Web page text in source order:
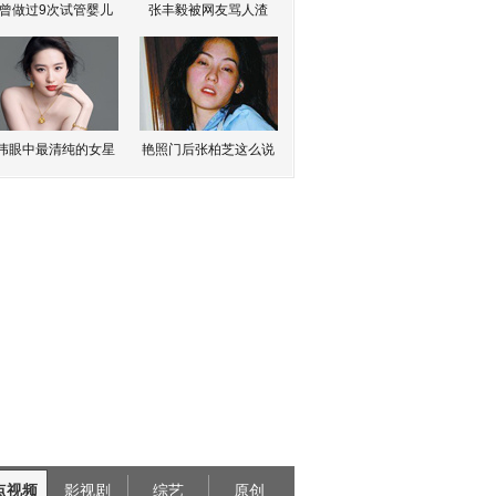
做过9次试管婴儿 张丰毅被网友骂人渣
眼中最清纯的女星 艳照门后张柏芝这么说
视频 影视剧 综艺 原创